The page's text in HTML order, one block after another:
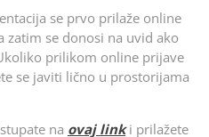
se prvo prilaže online
se donosi na uvid ako
prilikom online prijave
se javiti lično u prostorijama
na ovaj linki prilažete